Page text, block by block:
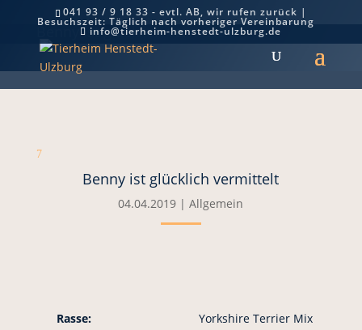
041 93 / 9 18 33 - evtl. AB, wir rufen zurück |
Besuchszeit: Täglich nach vorheriger Vereinbarung
info@tierheim-henstedt-ulzburg.de
Benny ist glücklich vermittelt
7
Benny ist glücklich vermittelt
04.04.2019 |Allgemein
Rasse:
Yorkshire Terrier Mix